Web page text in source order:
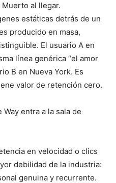
al llegar.
estáticas detrás de un
producido en masa,
El usuario A en
línea genérica “el amor
B en Nueva York. Es
valor de retención cero.
entra a la sala de
en velocidad o clics
debilidad de la industria:
genuina y recurrente.